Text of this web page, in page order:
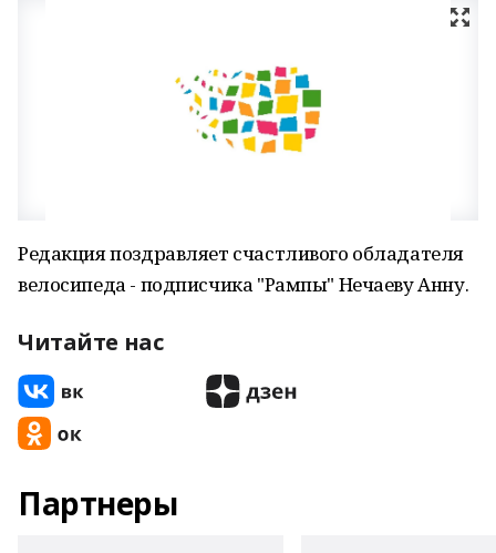
Редакция поздравляет счастливого обладателя
велосипеда - подписчика "Рампы" Нечаеву Анну.
Читайте нас
Партнеры